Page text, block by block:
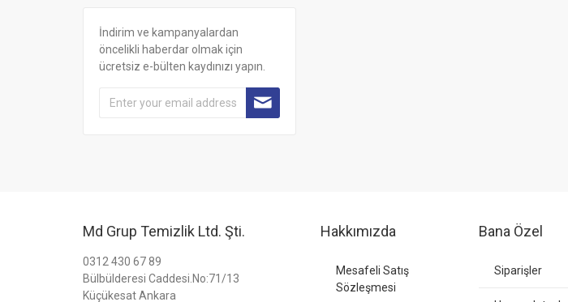
İndirim ve kampanyalardan
öncelikli haberdar olmak için
ücretsiz e-bülten kaydınızı yapın.
Md Grup Temizlik Ltd. Şti.
0312 430 67 89
Bülbülderesi Caddesi.No:71/13
Küçükesat Ankara
Hakkımızda
Mesafeli Satış
Sözleşmesi
Bana Özel
Siparişler